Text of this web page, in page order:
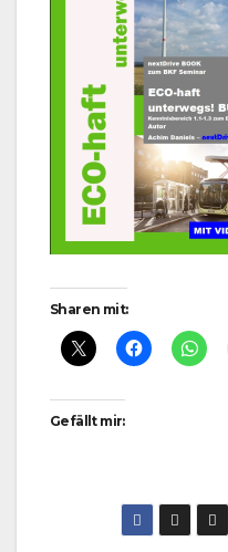
Sharen mit:
Gefällt mir: